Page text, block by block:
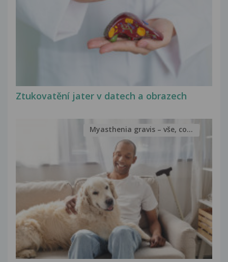
Ztukovatění jater v datech a obrazech
Myasthenia gravis – vše, co...